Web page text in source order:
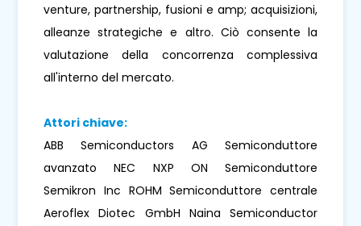
venture, partnership, fusioni e amp; acquisizioni,
alleanze strategiche e altro. Ciò consente la
valutazione della concorrenza complessiva
all'interno del mercato.
Attori chiave:
ABB Semiconductors AG Semiconduttore
avanzato NEC NXP ON Semiconduttore
Semikron Inc ROHM Semiconduttore centrale
Aeroflex Diotec GmbH Naina Semiconductor